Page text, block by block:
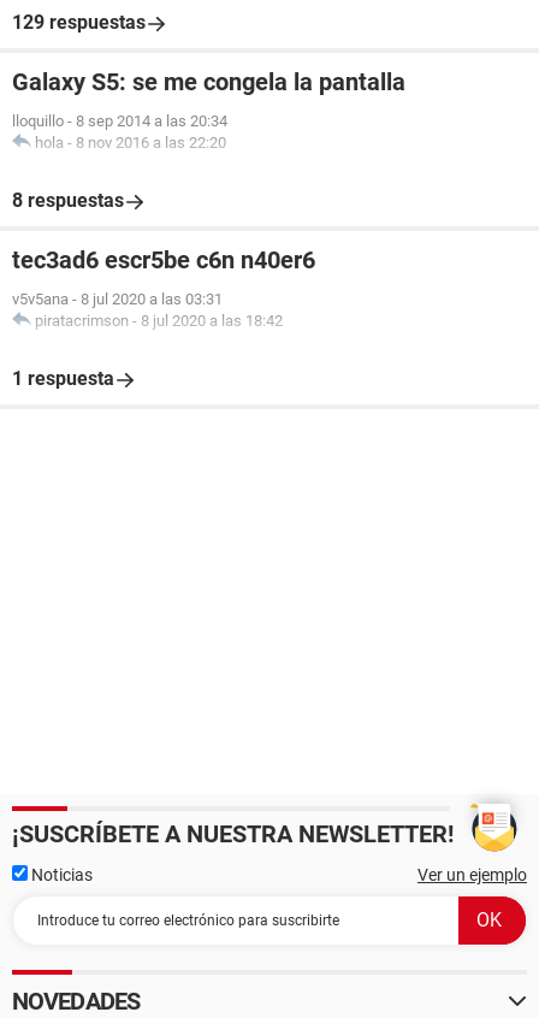
129 respuestas
Galaxy S5: se me congela la pantalla
lloquillo - 8 sep 2014 a las 20:34
hola - 8 nov 2016 a las 22:20
8 respuestas
tec3ad6 escr5be c6n n40er6
v5v5ana - 8 jul 2020 a las 03:31
piratacrimson - 8 jul 2020 a las 18:42
1 respuesta
¡SUSCRÍBETE A NUESTRA NEWSLETTER!
Noticias Ver un ejemplo
NOVEDADES